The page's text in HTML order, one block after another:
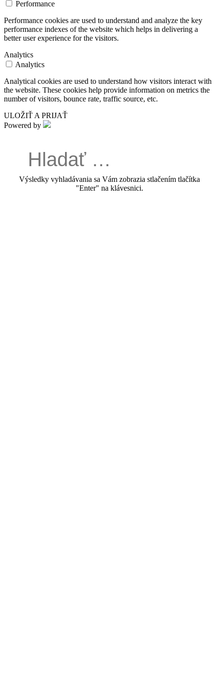
Performance
Performance cookies are used to understand and analyze the key
performance indexes of the website which helps in delivering a
better user experience for the visitors.
Analytics
Analytics
Analytical cookies are used to understand how visitors interact with
the website. These cookies help provide information on metrics the
number of visitors, bounce rate, traffic source, etc.
ULOŽIŤ A PRIJAŤ
Powered by
Výsledky vyhladávania sa Vám zobrazia stlačením tlačítka
"Enter" na klávesnici.